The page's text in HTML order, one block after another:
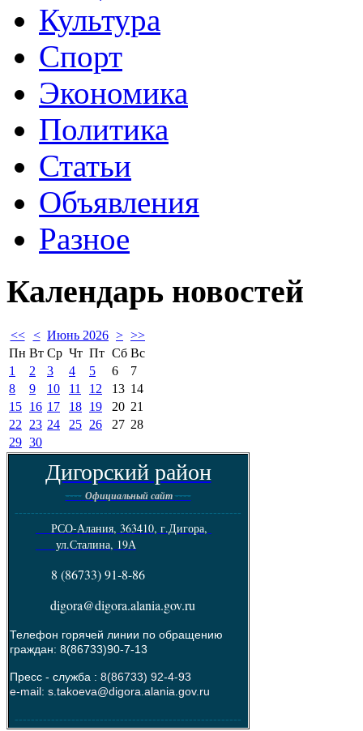
Культура
Спорт
Экономика
Политика
Статьи
Объявления
Разное
Календарь новостей
<< < Июнь 2026 > >>
Пн Вт Ср Чт Пт Сб Вс
1
2 3 4 5 6
7
8
9 10 11 12 13 14
15 16 17 18 19 20 21
22
23 24 25 26 27 28
29 30
Дигорский район
---- Официальный сайт----
--------------------------------------------------------
РСО-Алания, 363410, г.Дигора,
ул.Сталина, 19А
8 (86733) 91-8-86
digora@digora.alania.gov.ru
Телефон горячей линии по обращению
граждан: 8(86733)90-7-13
Пресс - служба : 8(86733) 92-4-93
e-mail: s.takoeva@digora.alania.gov.ru
--------------------------------------------------------